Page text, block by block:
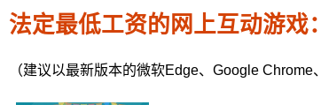
法定最低工资的网上互动游戏：
（建议以最新版本的微软Edge、Google